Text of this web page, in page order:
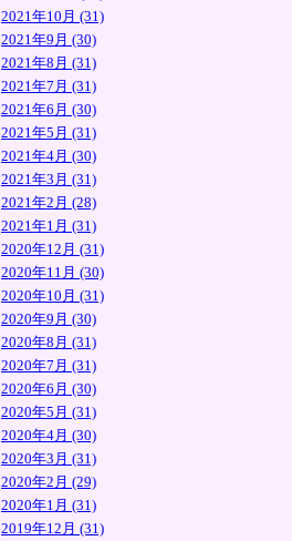
2021年10月 (31)
2021年9月 (30)
2021年8月 (31)
2021年7月 (31)
2021年6月 (30)
2021年5月 (31)
2021年4月 (30)
2021年3月 (31)
2021年2月 (28)
2021年1月 (31)
2020年12月 (31)
2020年11月 (30)
2020年10月 (31)
2020年9月 (30)
2020年8月 (31)
2020年7月 (31)
2020年6月 (30)
2020年5月 (31)
2020年4月 (30)
2020年3月 (31)
2020年2月 (29)
2020年1月 (31)
2019年12月 (31)